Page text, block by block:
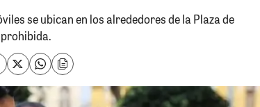
se ubican en los alrededores de la Plaza de